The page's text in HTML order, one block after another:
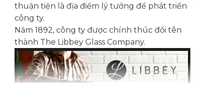
thuận tiện là địa điểm lý tưởng để phát triển
công ty.
Năm 1892, công ty được chính thúc đổi tên
thành The Libbey Glass Company.